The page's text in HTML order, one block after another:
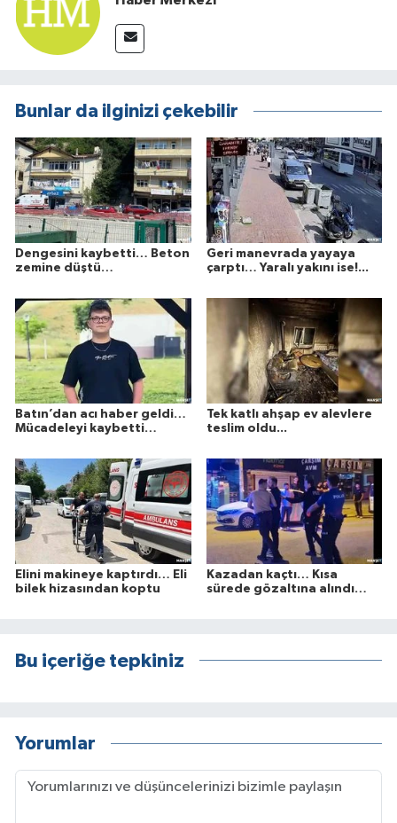
Bunlar da ilginizi çekebilir
Dengesini kaybetti… Beton
zemine düştü…
Geri manevrada yayaya
çarptı… Yaralı yakını ise!...
Batın’dan acı haber geldi…
Mücadeleyi kaybetti…
Tek katlı ahşap ev alevlere
teslim oldu...
Elini makineye kaptırdı… Eli
bilek hizasından koptu
Kazadan kaçtı… Kısa
sürede gözaltına alındı…
Bu içeriğe tepkiniz
Yorumlar